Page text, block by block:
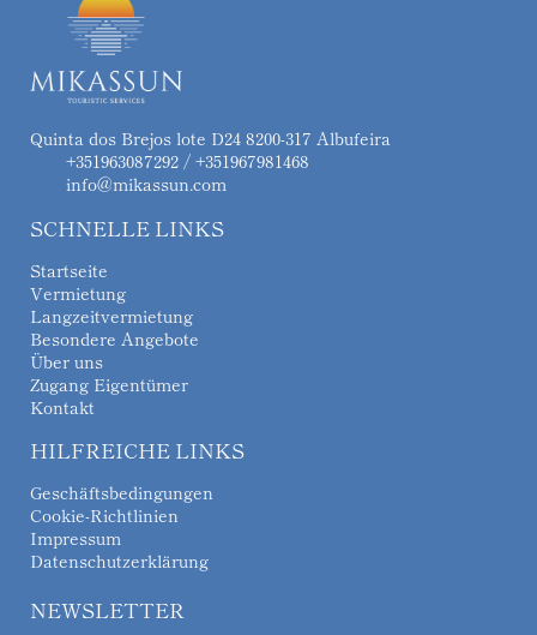
Quinta dos Brejos lote D24 8200-317 Albufeira
+351963087292 / +351967981468
info@mikassun.com
SCHNELLE LINKS
Startseite
Vermietung
Langzeitvermietung
Besondere Angebote
Über uns
Zugang Eigentümer
Kontakt
HILFREICHE LINKS
Geschäftsbedingungen
Cookie-Richtlinien
Impressum
Datenschutzerklärung
NEWSLETTER